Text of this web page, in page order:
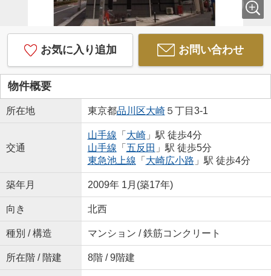
お気に入り追加 お問い合わせ
物件概要
所在地 東京都品川区大崎５丁目3-1
交通
山手線 「 大崎」駅 徒歩4分
山手線 「 五反田 」駅 徒歩5分
東急池上線 「 大崎広小路 」駅 徒歩4分
築年月 2009年 1月(築17年)
向き 北西
種別 / 構造 マンション / 鉄筋コンクリート
所在階 / 階建 8階 / 9階建